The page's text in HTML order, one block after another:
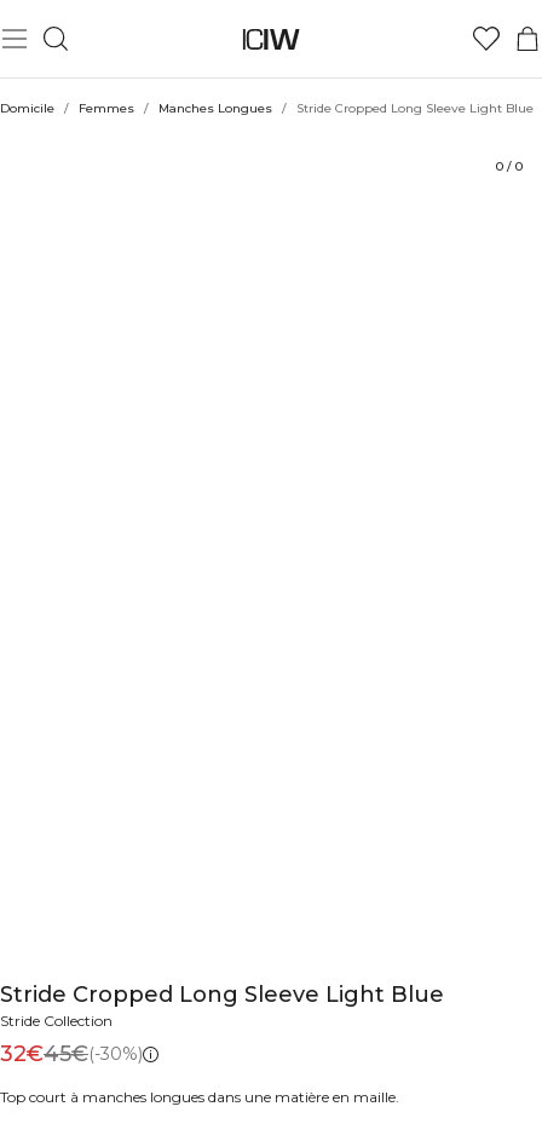
Domicile / Femmes / Manches Longues / Stride Cropped Long Sleeve Light Blue
0 / 0
Stride Cropped Long Sleeve Light Blue
Stride Collection
32€45€(-30%)
Top court à manches longues dans une matière en maille.